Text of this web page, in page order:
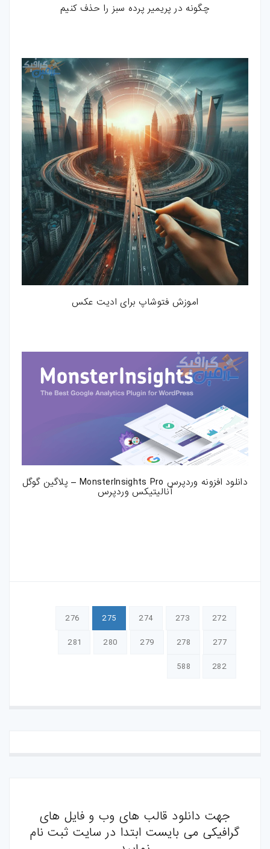
چگونه در پریمیر پرده سبز را حذف کنیم
اموزش فتوشاپ برای ادیت عکس
دانلود افزونه وردپرس MonsterInsights Pro – پلاگین گوگل
آنالیتیکس وردپرس
272
273
274
275
276
277
278
279
280
281
282
588
جهت دانلود قالب های وب و فایل های
گرافیکی می بایست ابتدا در سایت ثبت نام